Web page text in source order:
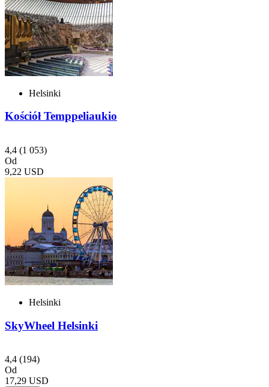
Helsinki
Kościół Temppeliaukio
4,4 (1 053)
Od
9,22 USD
Helsinki
SkyWheel Helsinki
4,4 (194)
Od
17,29 USD